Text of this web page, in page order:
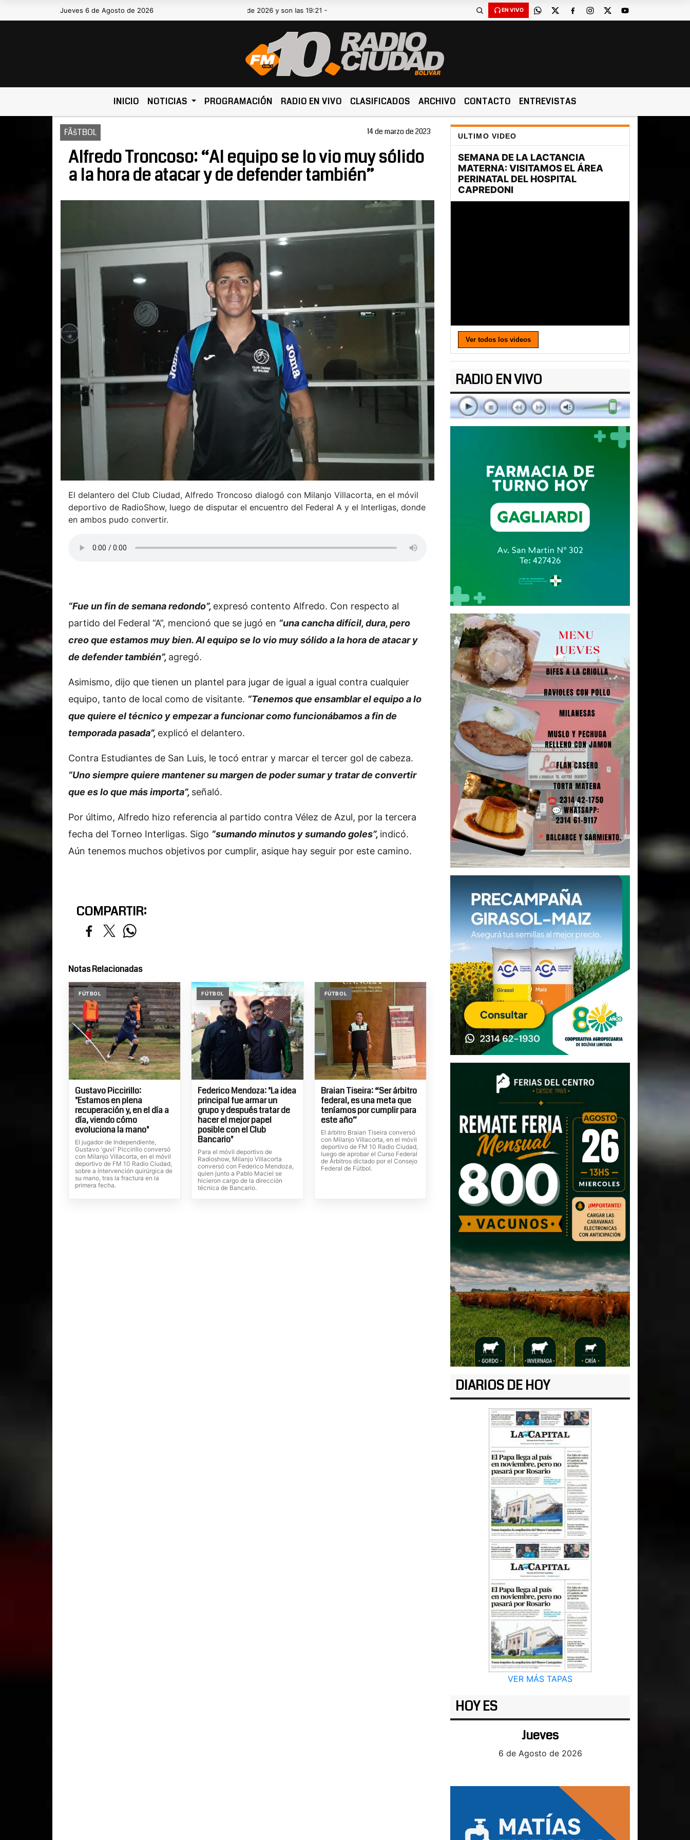
Jueves 6 de Agosto de 2026Hoy es Jueves 6 de Agosto de 2026 y son las 19:21 - EN VIVO
INICIO NOTICIAS PROGRAMACIÓN RADIO EN VIVO CLASIFICADOS ARCHIVO CONTACTO ENTREVISTAS
FÃšTBOL 14 de marzo de 2023
Alfredo Troncoso: “Al equipo se lo vio muy sólido
a la hora de atacar y de defender también”
El delantero del Club Ciudad, Alfredo Troncoso dialogó con Milanjo Villacorta, en el móvil
deportivo de RadioShow, luego de disputar el encuentro del Federal A y el Interligas, donde
en ambos pudo convertir.
“Fue un fin de semana redondo”, expresó contento Alfredo. Con respecto al
partido del Federal “A”, mencionó que se jugó en “una cancha difícil, dura, pero
creo que estamos muy bien. Al equipo se lo vio muy sólido a la hora de atacar y
de defender también”, agregó.
Asimismo, dijo que tienen un plantel para jugar de igual a igual contra cualquier
equipo, tanto de local como de visitante. “Tenemos que ensamblar el equipo a lo
que quiere el técnico y empezar a funcionar como funcionábamos a fin de
temporada pasada”, explicó el delantero.
Contra Estudiantes de San Luis, le tocó entrar y marcar el tercer gol de cabeza.
“Uno siempre quiere mantener su margen de poder sumar y tratar de convertir
que es lo que más importa”, señaló.
Por último, Alfredo hizo referencia al partido contra Vélez de Azul, por la tercera
fecha del Torneo Interligas. Sigo “sumando minutos y sumando goles”, indicó.
Aún tenemos muchos objetivos por cumplir, asique hay seguir por este camino.
COMPARTIR:
Notas Relacionadas
FÚTBOL
Gustavo Piccirillo:
"Estamos en plena
recuperación y, en el día a
día, viendo cómo
evoluciona la mano"
El jugador de Independiente,
Gustavo 'guvi' Piccirillo conversó
con Milanjo Villacorta, en el móvil
deportivo de FM 10 Radio Ciudad,
sobre a intervención quirúrgica de
su mano, tras la fractura en la
primera fecha.
FÚTBOL
Federico Mendoza: "La idea
principal fue armar un
grupo y después tratar de
hacer el mejor papel
posible con el Club
Bancario"
Para el móvil deportivo de
Radioshow, Milanjo Villacorta
conversó con Federico Mendoza,
quien junto a Pablo Maciel se
hicieron cargo de la dirección
técnica de Bancario.
FÚTBOL
Braian Tiseira: “Ser árbitro
federal, es una meta que
teníamos por cumplir para
este año”
El árbitro Braian Tiseira conversó
con Milanjo Villacorta, en el móvil
deportivo de FM 10 Radio Ciudad,
luego de aprobar el Curso Federal
de Árbitros dictado por el Consejo
Federal de Fútbol.
ULTIMO VIDEO
Ver todos los videos
RADIO EN VIVO
DIARIOS DE HOY
VER MÁS TAPAS
HOY ES
Jueves
6 de Agosto de 2026